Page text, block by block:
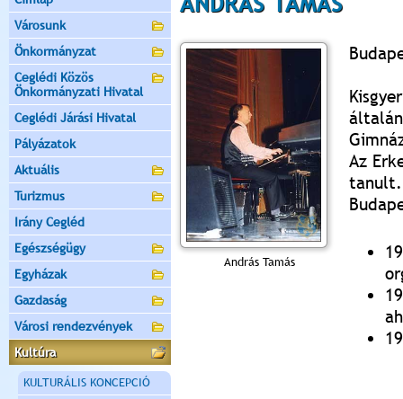
Városunk
Önkormányzat
Ceglédi Közös
Önkormányzati Hivatal
Ceglédi Járási Hivatal
Pályázatok
Aktuális
Turizmus
Irány Cegléd
Egészségügy
Egyházak
Gazdaság
Városi rendezvények
Kultúra
KULTURÁLIS KONCEPCIÓ
András Tamás
Az
tanult.